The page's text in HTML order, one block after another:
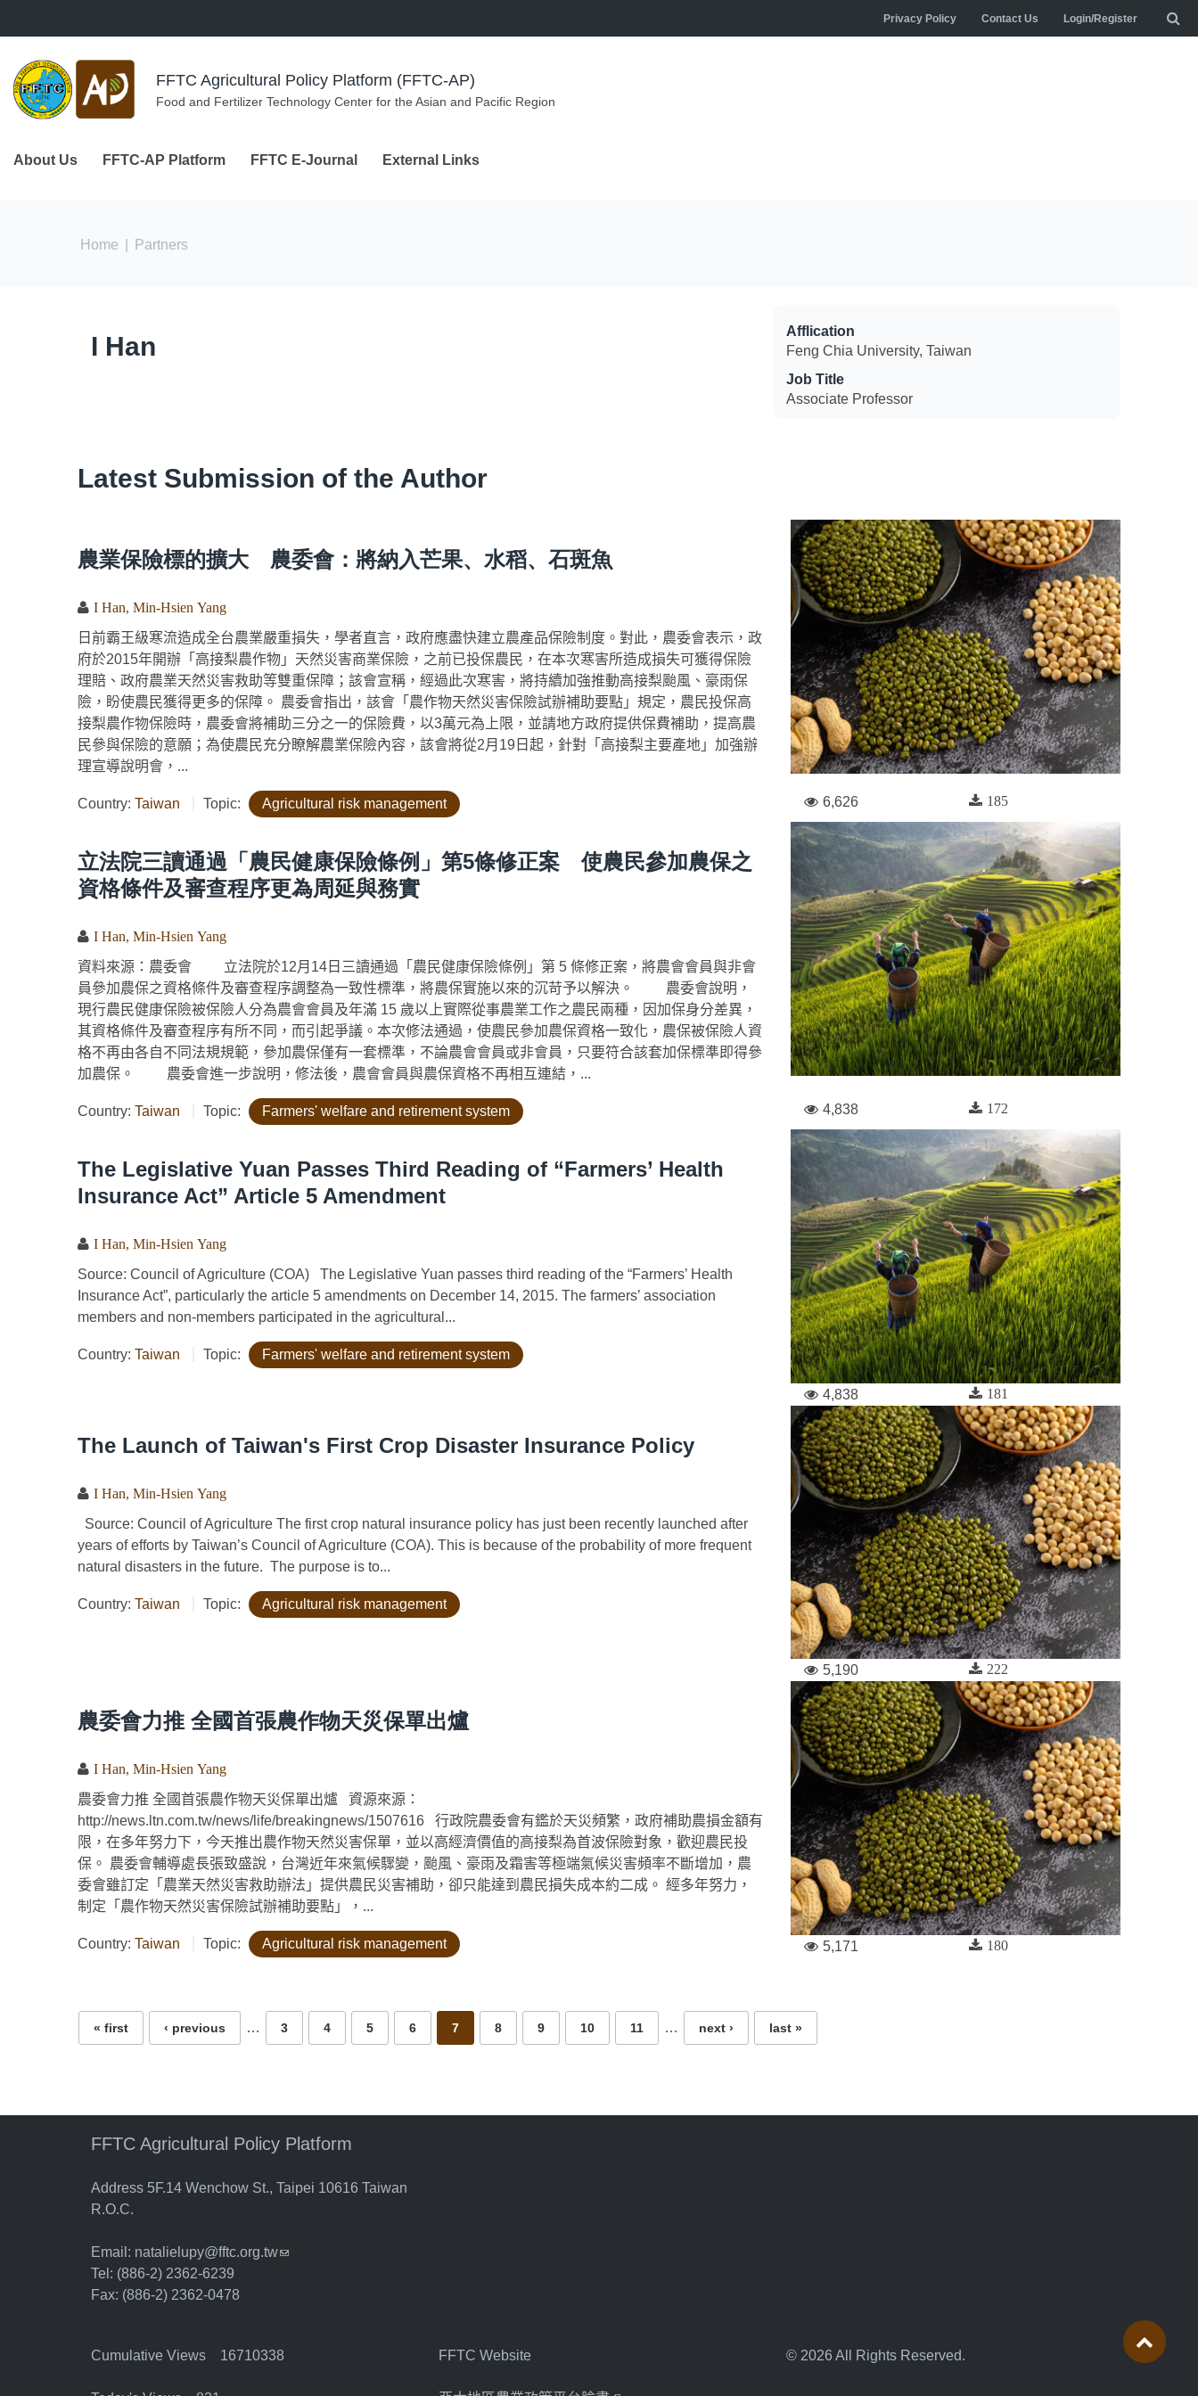
Privacy Policy Contact Us Login/Register
FFTC Agricultural Policy Platform (FFTC-AP)
Food and Fertilizer Technology Center for the Asian and Pacific Region
About Us FFTC-AP Platform FFTC E-Journal External Links
You are here
Home Partners
I Han
Afflication
Feng Chia University, Taiwan
Job Title
Associate Professor
Latest Submission of the Author
農業保險標的擴大 農委會：將納入芒果、水稻、石斑魚
I Han Min-Hsien Yang
日前霸王級寒流造成全台農業嚴重損失，學者直言，政府應盡快建立農產品保險制度。對此，農委會表示，政
府於2015年開辦「高接梨農作物」天然災害商業保險，之前已投保農民，在本次寒害所造成損失可獲得保險
理賠、政府農業天然災害救助等雙重保障；該會宣稱，經過此次寒害，將持續加強推動高接梨颱風、豪雨保
險，盼使農民獲得更多的保障。 農委會指出，該會「農作物天然災害保險試辦補助要點」規定，農民投保高
接梨農作物保險時，農委會將補助三分之一的保險費，以3萬元為上限，並請地方政府提供保費補助，提高農
民參與保險的意願；為使農民充分瞭解農業保險內容，該會將從2月19日起，針對「高接梨主要產地」加強辦
理宣導說明會，...
Country: Taiwan Topic: Agricultural risk management 6,626 185
立法院三讀通過「農民健康保險條例」第5條修正案 使農民參加農保之
資格條件及審查程序更為周延與務實
I Han Min-Hsien Yang
資料來源：農委會 立法院於12月14日三讀通過「農民健康保險條例」第 5 條修正案，將農會會員與非會
員參加農保之資格條件及審查程序調整為一致性標準，將農保實施以來的沉苛予以解決。 農委會說明，
現行農民健康保險被保險人分為農會會員及年滿 15 歲以上實際從事農業工作之農民兩種，因加保身分差異，
其資格條件及審查程序有所不同，而引起爭議。本次修法通過，使農民參加農保資格一致化，農保被保險人資
格不再由各自不同法規規範，參加農保僅有一套標準，不論農會會員或非會員，只要符合該套加保標準即得參
加農保。 農委會進一步說明，修法後，農會會員與農保資格不再相互連結，...
Country: Taiwan Topic: Farmers' welfare and retirement system 4,838 172
The Legislative Yuan Passes Third Reading of “Farmers’ Health
Insurance Act” Article 5 Amendment
I Han Min-Hsien Yang
Source: Council of Agriculture (COA) The Legislative Yuan passes third reading of the “Farmers’ Health
Insurance Act”, particularly the article 5 amendments on December 14, 2015. The farmers’ association
members and non-members participated in the agricultural...
Country: Taiwan Topic: Farmers' welfare and retirement system
4,838 181
The Launch of Taiwan's First Crop Disaster Insurance Policy
I Han Min-Hsien Yang
Source: Council of Agriculture The first crop natural insurance policy has just been recently launched after
years of efforts by Taiwan’s Council of Agriculture (COA). This is because of the probability of more frequent
natural disasters in the future. The purpose is to...
Country: Taiwan Topic: Agricultural risk management
5,190 222
農委會力推 全國首張農作物天災保單出爐
I Han, Min-Hsien Yang
農委會力推 全國首張農作物天災保單出爐 資源來源：
http://news.ltn.com.tw/news/life/breakingnews/1507616 行政院農委會有鑑於天災頻繁，政府補助農損金額有
限，在多年努力下，今天推出農作物天然災害保單，並以高經濟價值的高接梨為首波保險對象，歡迎農民投
保。 農委會輔導處長張致盛說，台灣近年來氣候驟變，颱風、豪雨及霜害等極端氣候災害頻率不斷增加，農
委會雖訂定「農業天然災害救助辦法」提供農民災害補助，卻只能達到農民損失成本約二成。 經多年努力，
制定「農作物天然災害保險試辦補助要點」，...
Country: Taiwan Topic: Agricultural risk management 5,171 180
« first ‹ previous … 3 4 5 6 7 8 9 10 11 … next › last »
FFTC Agricultural Policy Platform
Address 5F.14 Wenchow St., Taipei 10616 Taiwan
R.O.C.
Email: natalielupy@fftc.org.tw(link sends e-mail)
Tel: (886-2) 2362-6239
Fax: (886-2) 2362-0478
Cumulative Views 16710338 FFTC Website © 2026 All Rights Reserved.